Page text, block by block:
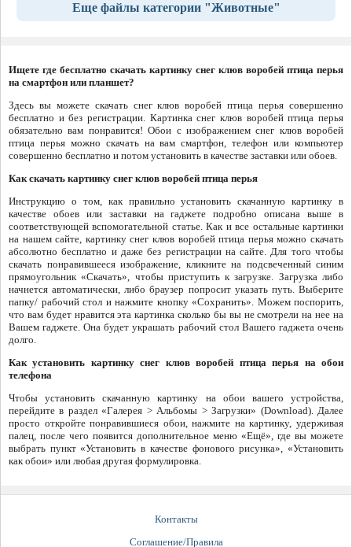
Еще файлы категории "Животные"
Ищете где бесплатно скачать картинку снег клюв воробей птица перья
на смартфон или планшет?
Здесь вы можете скачать снег клюв воробей птица перья совершенно
бесплатно и без регистрации. Картинка снег клюв воробей птица перья
обязательно вам понравится! Обои с изображением снег клюв воробей
птица перья можно скачать на вам смартфон, телефон или компьютер
совершенно бесплатно и потом установить в качестве заставки или обоев.
Как скачать картинку снег клюв воробей птица перья
Инструкцию о том, как правильно установить скачанную картинку в
качестве обоев или заставки на гаджете подробно описана выше в
соответствующей вспомогательной статье. Как и все остальные картинки
на нашем сайте, картинку снег клюв воробей птица перья можно скачать
абсолютно бесплатно и даже без регистрации на сайте. Для того чтобы
скачать понравившееся изображение, кликните на подсвеченный синим
прямоугольник «Скачать», чтобы приступить к загрузке. Загрузка либо
начнется автоматически, либо браузер попросит указать путь. Выберите
папку/ рабочий стол и нажмите кнопку «Сохранить». Можем поспорить,
что вам будет нравится эта картинка сколько бы вы не смотрели на нее на
Вашем гаджете. Она будет украшать рабочий стол Вашего гаджета очень
долго.
Как установить картинку снег клюв воробей птица перья на обои
телефона
Чтобы установить скачанную картинку на обои вашего устройства,
перейдите в раздел «Галерея > Альбомы > Загрузки» (Download). Далее
просто откройте понравившиеся обои, нажмите на картинку, удерживая
палец, после чего появится дополнительное меню «Ещё», где вы можете
выбрать пункт «Установить в качестве фонового рисунка», «Установить
как обои» или любая другая формулировка.
Контакты
Соглашение/Правила